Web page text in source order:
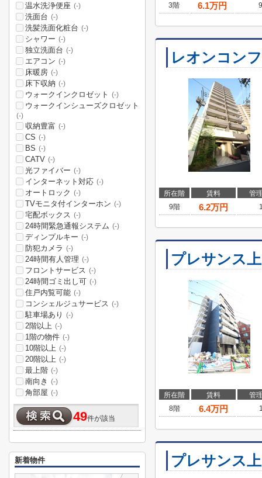
3階
6.1万円
レオンコン
所在階 賃料
管
9階
6.2万円
プレサンス
所在階 賃料
管
8階
6.4万円
プレサンス
温水洗浄便座 (-)
洗面台 (-)
洗髪洗面化粧台 (-)
シャワー (-)
独立洗面台 (-)
エアコン (-)
床暖房 (-)
床下収納 (-)
ウォークインクロゼット (-)
ウォークインシューズクロゼット
(-)
収納豊富 (-)
CS (-)
BS (-)
CATV (-)
光ファイバー (-)
インターネット対応 (-)
オートロック (-)
TVモニタ付インターホン (-)
宅配ボックス (-)
24時間緊急通報システム (-)
ディンプルキー (-)
防犯カメラ (-)
24時間有人管理 (-)
フロントサービス (-)
24時間ゴミ出し可 (-)
住戸内覧可能 (-)
コンシェルジュサービス (-)
駐車場あり (-)
2階以上 (-)
1階の物件 (-)
10階以上 (-)
20階以上 (-)
最上階 (-)
南向き (-)
角部屋 (-)
49件が該当
新着物件